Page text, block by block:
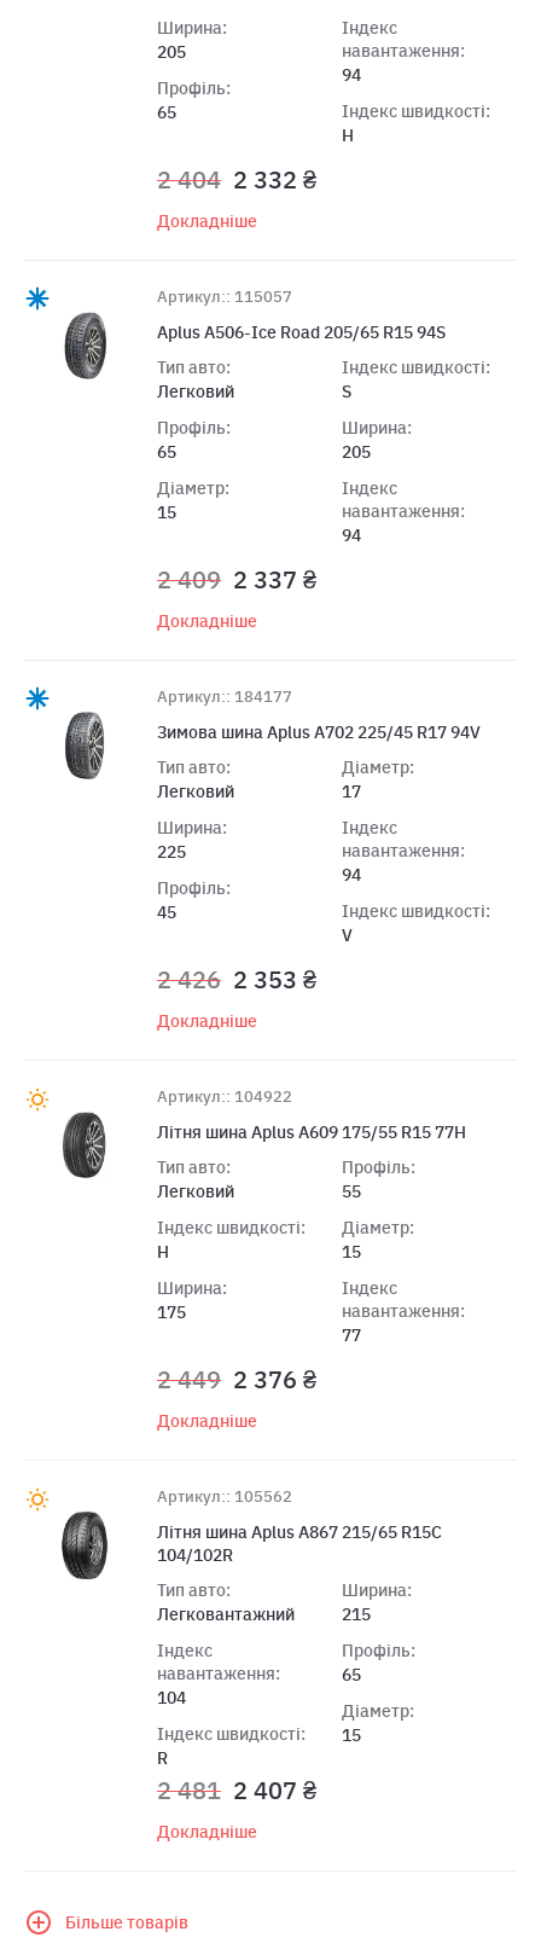
Ширина:
205
Профіль:
65
Індекс
навантаження:
94
Індекс швидкості:
H
2 404 2 332 ₴
Докладніше
Артикул:: 115057
Aplus A506-Ice Road 205/65 R15 94S
Тип авто:
Легковий
Профіль:
65
Діаметр:
15
Індекс швидкості:
S
Ширина:
205
Індекс
навантаження:
94
2 409 2 337 ₴
Докладніше
Артикул:: 184177
Зимова шина Aplus A702 225/45 R17 94V
Тип авто:
Легковий
Ширина:
225
Профіль:
45
Діаметр:
17
Індекс
навантаження:
94
Індекс швидкості:
V
2 426 2 353 ₴
Докладніше
Артикул:: 104922
Літня шина Aplus A609 175/55 R15 77H
Тип авто:
Легковий
Індекс швидкості:
H
Ширина:
175
Профіль:
55
Діаметр:
15
Індекс
навантаження:
77
2 449 2 376 ₴
Докладніше
Артикул:: 105562
Літня шина Aplus A867 215/65 R15C
104/102R
Тип авто:
Легковантажний
Індекс
навантаження:
104
Індекс швидкості:
R
Ширина:
215
Профіль:
65
Діаметр:
15
2 481 2 407 ₴
Докладніше
Більше товарів